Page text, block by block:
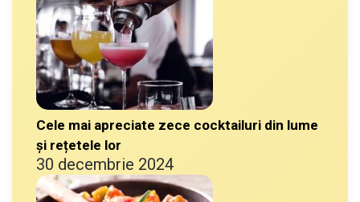
Cele mai apreciate zece cocktailuri din lume
și rețetele lor
30 decembrie 2024